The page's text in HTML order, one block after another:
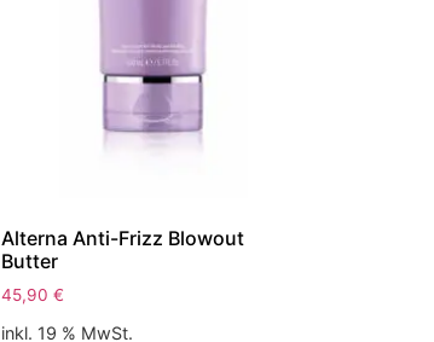
Alterna Anti-Frizz Blowout
Butter
45,90€
inkl. 19 % MwSt.